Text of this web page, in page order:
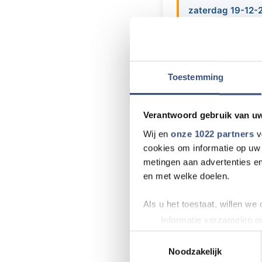
Toestemming
Verantwoord gebruik van
Wij en onze 1022 partners
cookies om informatie op
metingen aan advertenties
en met welke doelen.
Als u het toestaat, willen we
Informatie verzamelen
Uw apparaat
Lees meer over hoe uw
Noodzakelijk
zaterdag 19-12-
tweede concert
genieten van
Meer
Natuurbrand